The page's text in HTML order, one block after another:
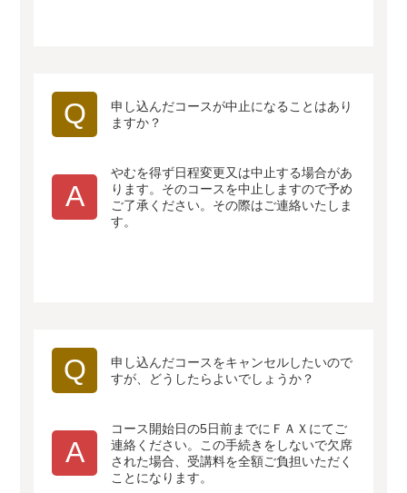
Q
申し込んだコースが中止になることはあり
ますか？
A
やむを得ず日程変更又は中止する場合があ
ります。そのコースを中止しますので予め
ご了承ください。その際はご連絡いたしま
す。
Q
申し込んだコースをキャンセルしたいので
すが、どうしたらよいでしょうか？
A
コース開始日の5日前までにＦＡＸにてご
連絡ください。この手続きをしないで欠席
された場合、受講料を全額ご負担いただく
ことになります。